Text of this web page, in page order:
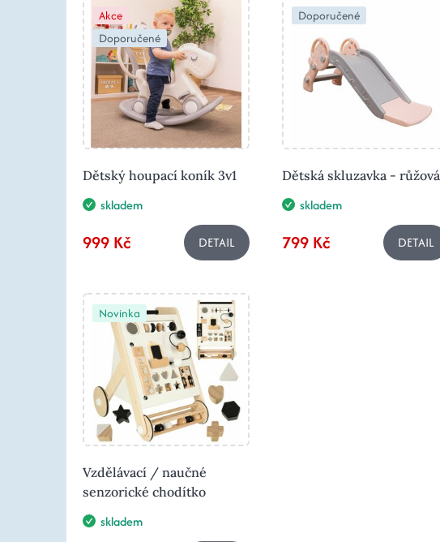
Akce
Doporučené
Dětský houpací koník 3v1
skladem
999 Kč DETAIL
Doporučené
Dětská skluzavka - růžová
skladem
799 Kč DETAIL
Novinka
Vzdělávací / naučné
senzorické chodítko
skladem